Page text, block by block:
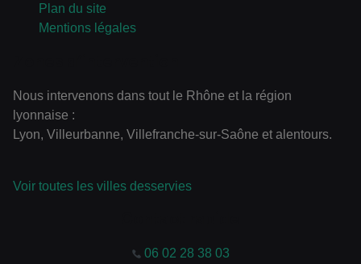
Plan du site
Mentions légales
Nous intervenons dans tout le Rhône et la région
lyonnaise :
Lyon, Villeurbanne, Villefranche-sur-Saône et alentours.
Voir toutes les villes desservies
06 02 28 38 03